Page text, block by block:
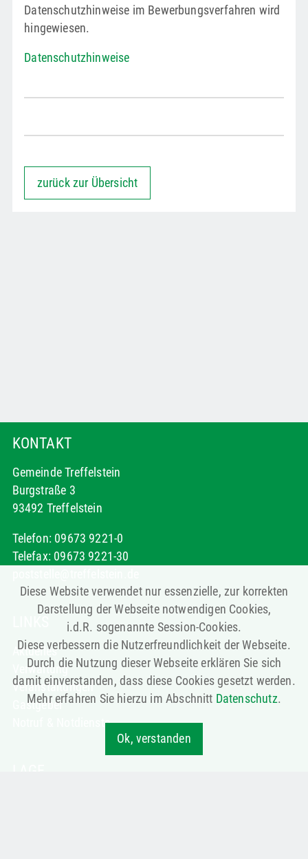
Datenschutzhinweise im Bewerbungsverfahren wird
hingewiesen.
Datenschutzhinweise
zurück zur Übersicht
KONTAKT
Gemeinde Treffelstein
Burgstraße 3
93492 Treffelstein
Telefon: 09673 9221-0
Telefax: 09673 9221-30
Aktuelles
Verwaltung
Veranstaltungen
Gastgeber
Notruf & Notdienste
Diese Website verwendet nur essenzielle, zur korrekten
Darstellung der Webseite notwendigen Cookies,
i.d.R. sogenannte Session-Cookies.
Diese verbessern die Nutzerfreundlichkeit der Webseite.
Durch die Nutzung dieser Webseite erklären Sie sich
damit einverstanden, dass diese Cookies gesetzt werden.
Mehr erfahren Sie hierzu im Abschnitt Datenschutz.
Ok, verstanden